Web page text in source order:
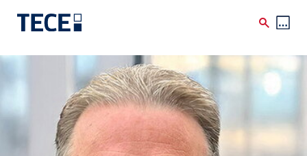
Skip to main content